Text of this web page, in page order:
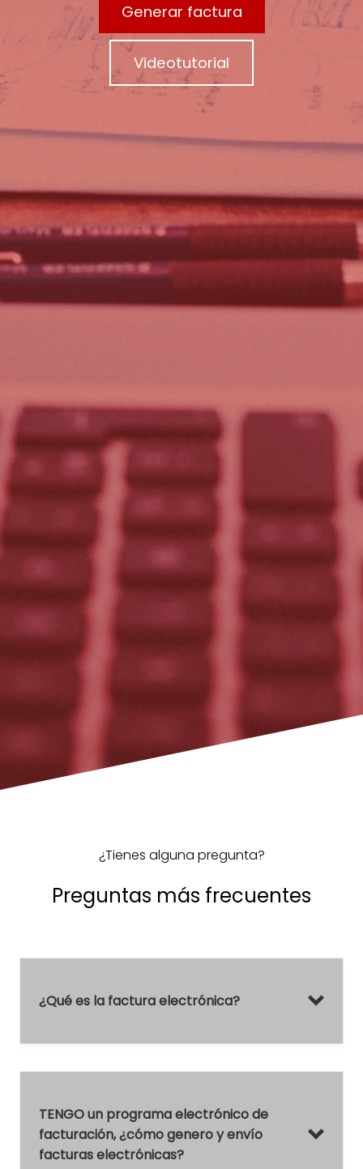
Generar factura
Videotutorial
¿Tienes alguna pregunta?
Preguntas más frecuentes
¿Qué es la factura electrónica?
TENGO un programa electrónico de
facturación, ¿cómo genero y envío
facturas electrónicas?